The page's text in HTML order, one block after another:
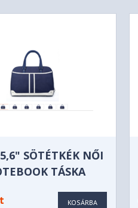
SÖTÉTKÉK NŐI
TÁSKA
KOSÁRBA